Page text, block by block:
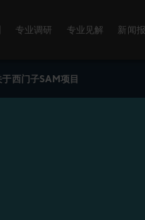
专业调研 专业见解 新闻
麦古利国际
西门子SAM项目